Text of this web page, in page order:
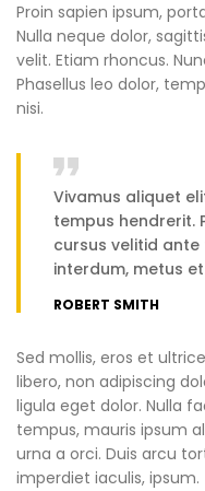
Proin sapien ipsum,
Nulla neque dolor,
velit. Etiam rhoncus.
Phasellus leo dolor,
nisi.
Vivamus aliquet
tempus hendrerit.
cursus velitid
interdum, metus
ROBERT SMITH
Sed mollis, eros et
libero, non adipiscing
ligula eget dolor. Nulla
tempus, mauris ipsum
urna a orci. Duis arcu
imperdiet iaculis, ipsum.